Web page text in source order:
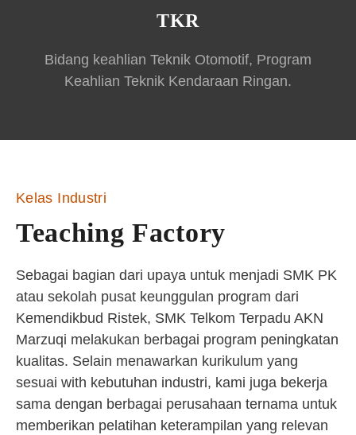
TKR
Bidang keahlian Teknik Otomotif, Program
Keahlian Teknik Kendaraan Ringan.
Kelas Industri
Teaching Factory
Sebagai bagian dari upaya untuk menjadi SMK PK
atau sekolah pusat keunggulan program dari
Kemendikbud Ristek, SMK Telkom Terpadu AKN
Marzuqi melakukan berbagai program peningkatan
kualitas. Selain menawarkan kurikulum yang
sesuai with kebutuhan industri, kami juga bekerja
sama dengan berbagai perusahaan ternama untuk
memberikan pelatihan keterampilan yang relevan